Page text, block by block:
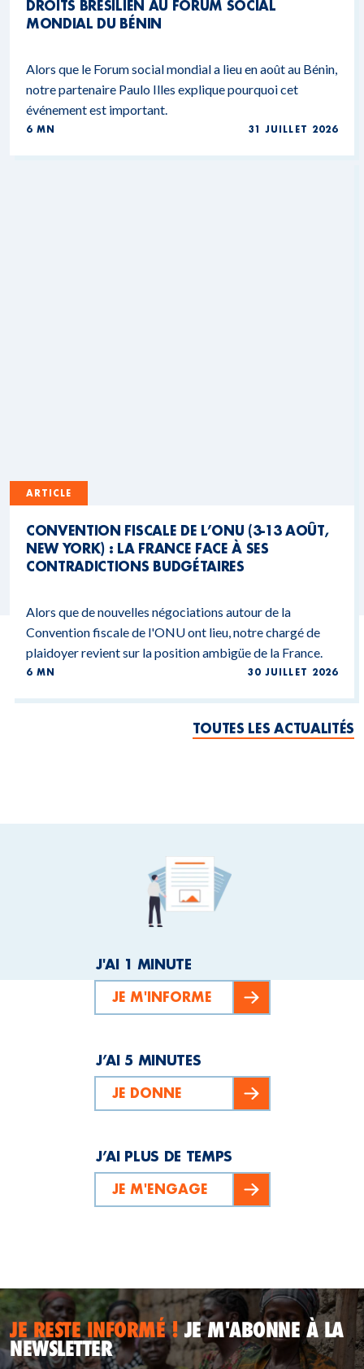
DROITS BRÉSILIEN AU FORUM SOCIAL
MONDIAL DU BÉNIN
Alors que le Forum social mondial a lieu en août au Bénin,
notre partenaire Paulo Illes explique pourquoi cet
événement est important.
6 MN 31 JUILLET 2026
ARTICLE
CONVENTION FISCALE DE L’ONU (3-13 AOÛT,
NEW YORK) : LA FRANCE FACE À SES
CONTRADICTIONS BUDGÉTAIRES
Alors que de nouvelles négociations autour de la
Convention fiscale de l'ONU ont lieu, notre chargé de
plaidoyer revient sur la position ambigüe de la France.
6 MN 30 JUILLET 2026
TOUTES LES ACTUALITÉS
J'AI 1 MINUTE
JE M'INFORME
J’AI 5 MINUTES
JE DONNE
J’AI PLUS DE TEMPS
JE M'ENGAGE
JE RESTE INFORMÉ !JE M'ABONNE À LA
NEWSLETTER